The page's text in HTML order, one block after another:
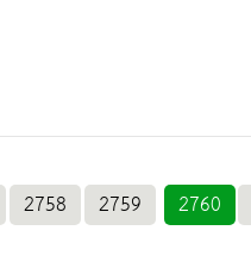
2758 2759 2760